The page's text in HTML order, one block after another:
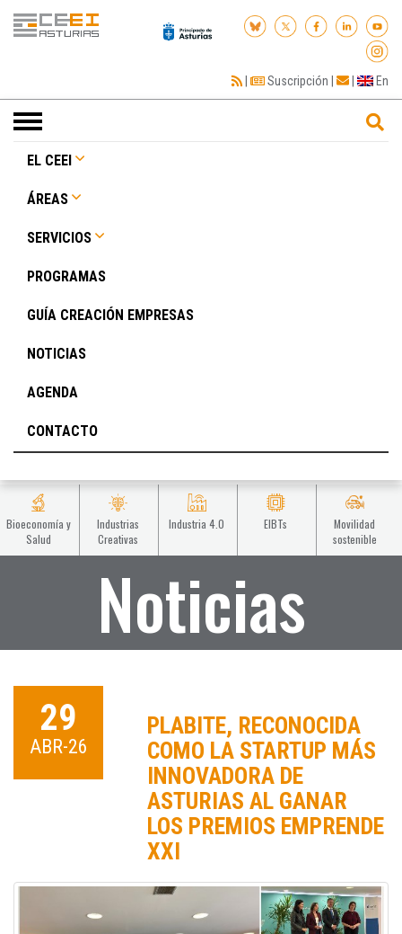
| Suscripción | | En
Toggle
navigation
EL CEEI
ÁREAS
SERVICIOS
PROGRAMAS
GUÍA CREACIÓN EMPRESAS
NOTICIAS
AGENDA
CONTACTO
Bioeconomía y
Salud
Industrias
Creativas
Industria 4.0 EIBTs
Movilidad
sostenible
Noticias
29
ABR-26
PLABITE, RECONOCIDA
COMO LA STARTUP MÁS
INNOVADORA DE
ASTURIAS AL GANAR
LOS PREMIOS EMPRENDE
XXI